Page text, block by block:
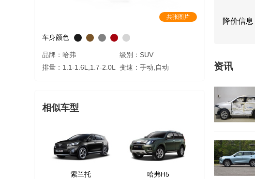
共张图片
车身颜色
品牌：哈弗
级别：SUV
排量：1.1-1.6L,1.7-2.0L
变速：手动,自动
相似车型
索兰托
哈弗H5
降价信息
资讯